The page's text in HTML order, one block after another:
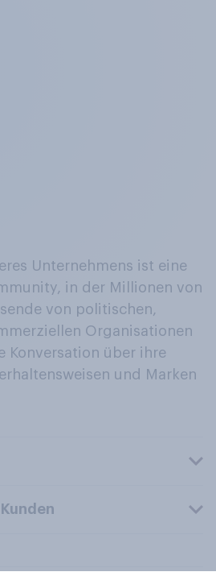
Unternehmens ist eine
in der Millionen von
von politischen,
Organisationen
Konversation über ihre
und Marken